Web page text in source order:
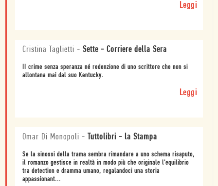
Leggi
Cristina Taglietti - Sette - Corriere della Sera
II crime senza speranza né redenzione di uno scrittore che non si
allontana mai dal suo Kentucky.
Leggi
Omar Di Monopoli - Tuttolibri - la Stampa
Se la sinossi della trama sembra rimandare a uno schema risaputo,
il romanzo gestisce in realtà in modo più che originale l'equilibrio
tra detection e dramma umano, regalandoci una storia
appassionant...